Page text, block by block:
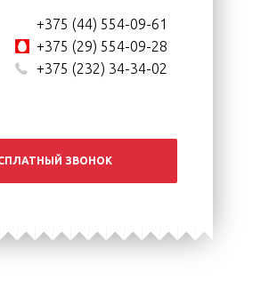
+375 (44) 554-09-61
+375 (29) 554-09-28
+375 (232) 34-34-02
ЗВОНОК